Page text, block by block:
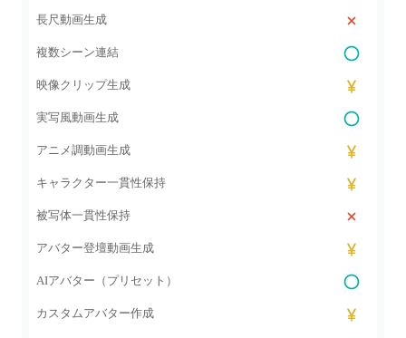
長尺動画生成
複数シーン連結
映像クリップ生成
実写風動画生成
アニメ調動画生成
キャラクター一貫性保持
被写体一貫性保持
アバター登壇動画生成
AIアバター（プリセット）
カスタムアバター作成